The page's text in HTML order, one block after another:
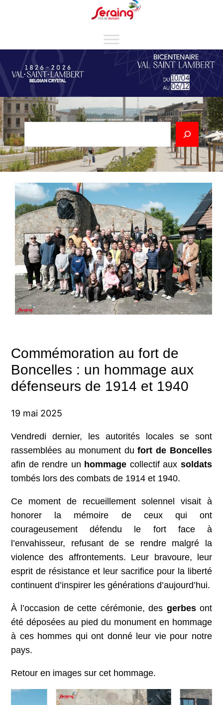
Rechercher
Commémoration au fort de
Boncelles : un hommage aux
défenseurs de 1914 et 1940
19 mai 2025
Vendredi dernier, les autorités locales se sont
rassemblées au monument dufort de Boncelles
afin de rendre un hommage collectif auxsoldats
tombés lors des combats de 1914 et 1940.
Ce moment de recueillement solennel visait à
honorer la mémoire de ceux qui ont
courageusement défendu le fort face à
l’envahisseur, refusant de se rendre malgré la
violence des affrontements. Leur bravoure, leur
esprit de résistance et leur sacrifice pour la liberté
continuent d’inspirer les générations d’aujourd’hui.
À l’occasion de cette cérémonie, des gerbesont
été déposées au pied du monument en hommage
à ces hommes qui ont donné leur vie pour notre
pays.
Retour en images sur cet hommage.
Cookies management panel